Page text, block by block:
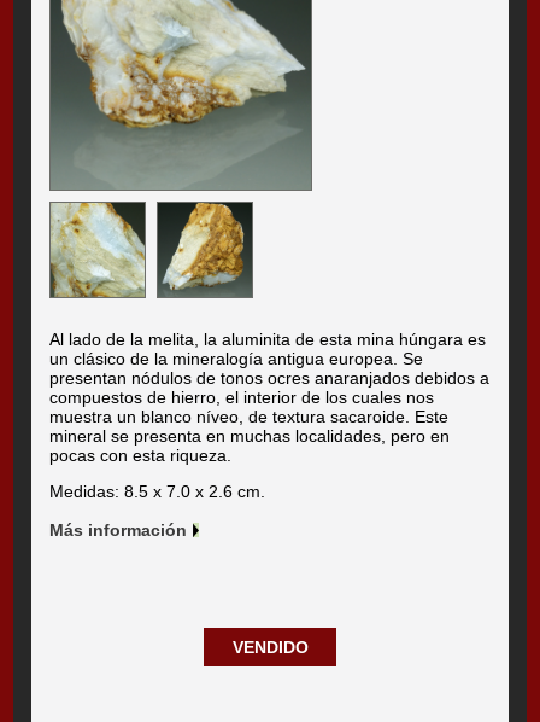
Al lado de la melita, la aluminita de esta mina húngara es
un clásico de la mineralogía antigua europea. Se
presentan nódulos de tonos ocres anaranjados debidos a
compuestos de hierro, el interior de los cuales nos
muestra un blanco níveo, de textura sacaroide. Este
mineral se presenta en muchas localidades, pero en
pocas con esta riqueza.
Medidas: 8.5 x 7.0 x 2.6 cm.
Más información
VENDIDO